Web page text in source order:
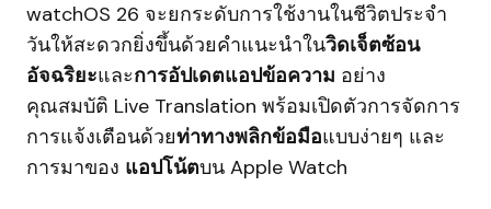
watchOS 26 จะยกระดับการใช้งานในชีวิตประจำ
วันให้สะดวกยิ่งขึ้นด้วยคำแนะนำในวิดเจ็ตซ้อน
อัจฉริยะและการอัปเดตแอปข้อความ อย่าง
คุณสมบัติ Live Translation พร้อมเปิดตัวการจัดการ
การแจ้งเตือนด้วยท่าทางพลิกข้อมือแบบง่ายๆ และ
การมาของ แอปโน้ตบน Apple Watch